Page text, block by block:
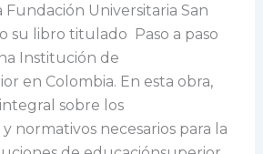
Universitaria San
su libro titulado Paso a paso
Institución de
en Colombia. En esta obra,
sobre los
normativos necesarios para la